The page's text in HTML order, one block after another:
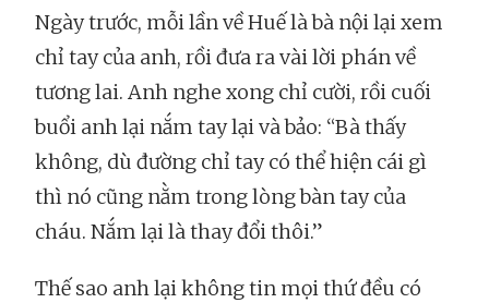
Ngày trước, mỗi lần về Huế là bà nội lại xem
chỉ tay của anh, rồi đưa ra vài lời phán về
tương lai. Anh nghe xong chỉ cười, rồi cuối
buổi anh lại nắm tay lại và bảo: “Bà thấy
không, dù đường chỉ tay có thể hiện cái gì
thì nó cũng nằm trong lòng bàn tay của
cháu. Nắm lại là thay đổi thôi.”
Thế sao anh lại không tin mọi thứ đều có